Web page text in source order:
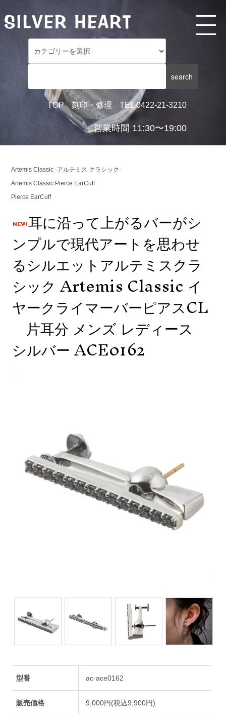
TOP 刻印・修理 TEL 0422-21-3210
営業時間 11:30〜19:00
Artemis Classic -アルテミス クラシック-
Artemis Classic Pierce EarCuff
Pierce EarCuff
耳に沿って上がるバーがシ
ンプルで現代アートを思わせ
るシルエットアルテミスクラ
シック Artemis Classic イ
ヤークライマーバーピアスCL
片耳分 メンズ レディース
シルバー ACE0162
型番 ac-ace0162
販売価格 9,000円(税込9,900円)